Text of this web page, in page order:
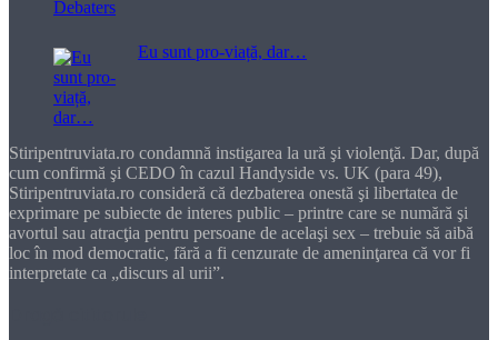
Eu sunt pro-viață, dar…
Stiripentruviata.ro condamnă instigarea la ură şi violenţă. Dar, după
cum confirmă şi CEDO în cazul Handyside vs. UK (para 49),
Stiripentruviata.ro consideră că dezbaterea onestă şi libertatea de
exprimare pe subiecte de interes public – printre care se numără şi
avortul sau atracţia pentru persoane de acelaşi sex – trebuie să aibă
loc în mod democratic, fără a fi cenzurate de ameninţarea că vor fi
interpretate ca „discurs al urii”.